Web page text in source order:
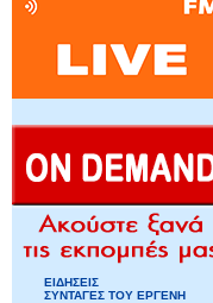
ΕΙΔΗΣΕΙΣ
ΣΥΝΤΑΓΕΣ ΤΟΥ ΕΡΓΕΝΗ